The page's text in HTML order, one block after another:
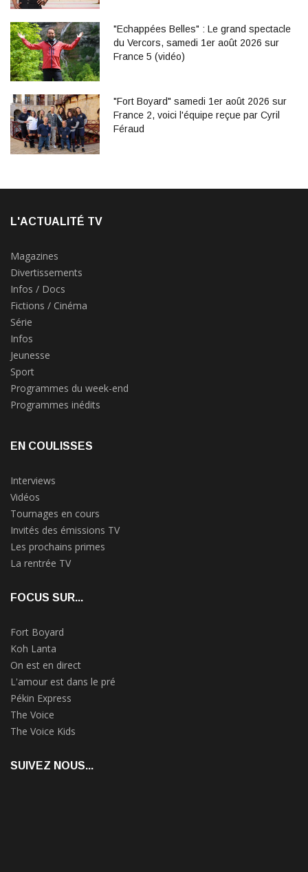
"Echappées Belles" : Le grand spectacle
du Vercors, samedi 1er août 2026 sur
France 5 (vidéo)
"Fort Boyard" samedi 1er août 2026 sur
France 2, voici l'équipe reçue par Cyril
Féraud
L'ACTUALITÉ TV
Magazines
Divertissements
Infos / Docs
Fictions / Cinéma
Série
Infos
Jeunesse
Sport
Programmes du week-end
Programmes inédits
EN COULISSES
Interviews
Vidéos
Tournages en cours
Invités des émissions TV
Les prochains primes
La rentrée TV
FOCUS SUR...
Fort Boyard
Koh Lanta
On est en direct
L'amour est dans le pré
Pékin Express
The Voice
The Voice Kids
SUIVEZ NOUS...